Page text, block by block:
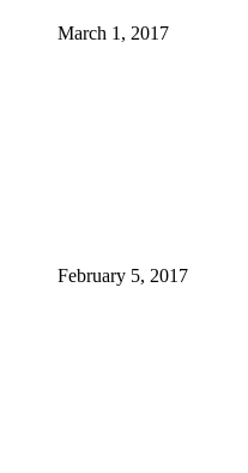
March 1, 2017
February 5, 2017